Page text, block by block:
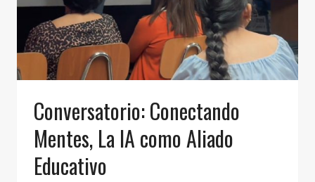
Conversatorio: Conectando
Mentes, La IA como Aliado
Educativo